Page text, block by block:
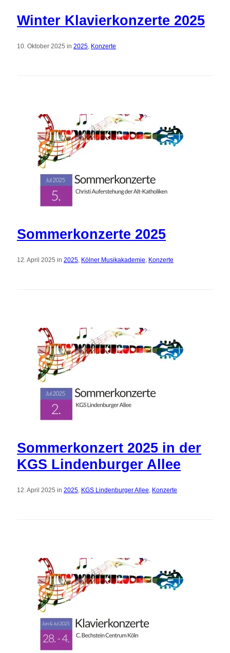
Winter Klavierkonzerte 2025
10. Oktober 2025 in 2025 Konzerte
Sommerkonzerte 2025
12. April 2025 in 2025, Kölner Musikakademie, Konzerte
Sommerkonzert 2025 in der
KGS Lindenburger Allee
12. April 2025 in 2025, KGS Lindenburger Allee, Konzerte